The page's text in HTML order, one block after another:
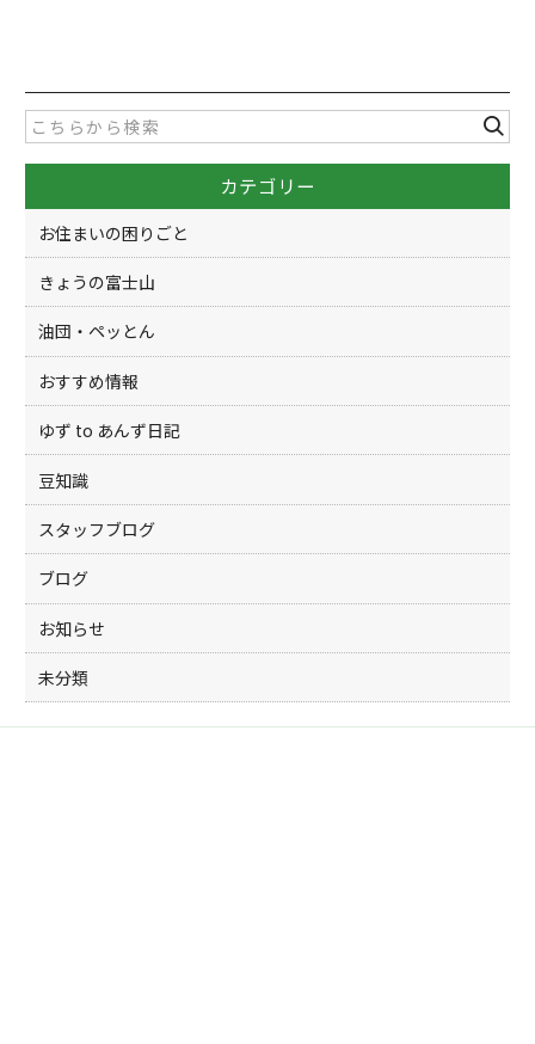
a
e
b
o
o
k
w
er
カテゴリー
お住まいの困りごと
きょうの富士山
油団・ペッとん
おすすめ情報
ゆず to あんず日記
豆知識
スタッフブログ
ブログ
お知らせ
未分類